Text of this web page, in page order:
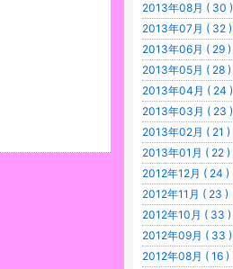
2013年08月 ( 30 )
2013年07月 ( 32 )
2013年06月 ( 29 )
2013年05月 ( 28 )
2013年04月 ( 24 )
2013年03月 ( 23 )
2013年02月 ( 21 )
2013年01月 ( 22 )
2012年12月 ( 24 )
2012年11月 ( 23 )
2012年10月 ( 33 )
2012年09月 ( 33 )
2012年08月 ( 16 )